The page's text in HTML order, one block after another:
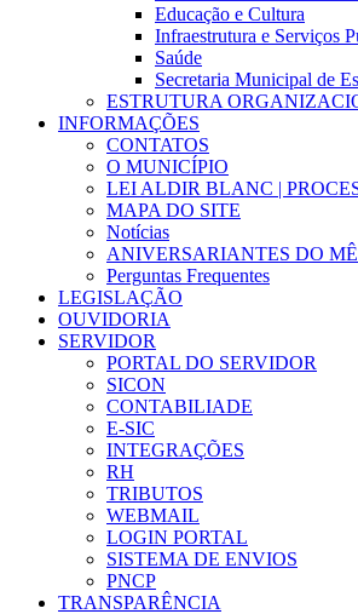
Educação e Cultura
Infraestrutura e Serviços
Saúde
Secretaria Municipal de
ESTRUTURA
INFORMAÇÕES
CONTATOS
O MUNICÍPIO
LEI ALDIR BLANC |
MAPA DO SITE
Notícias
ANIVERSARIANTES DO
Perguntas Frequentes
LEGISLAÇÃO
OUVIDORIA
SERVIDOR
PORTAL DO SERVIDOR
SICON
CONTABILIADE
E-SIC
INTEGRAÇÕES
RH
TRIBUTOS
WEBMAIL
LOGIN PORTAL
SISTEMA DE ENVIOS
PNCP
TRANSPARÊNCIA